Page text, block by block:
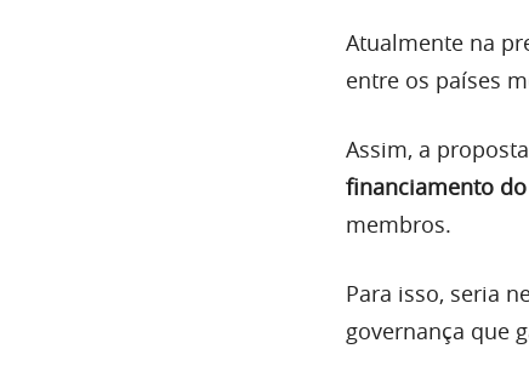
Atualmente na
entre os países
Assim, a
financiamento
membros.
Para isso, seria
governança que